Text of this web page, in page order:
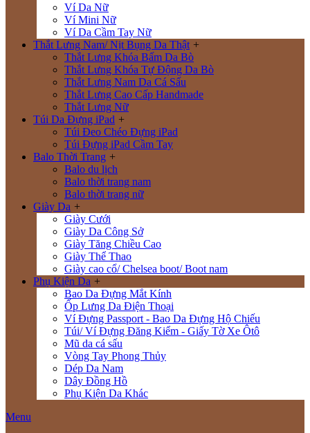
Ví Da Nữ
Ví Mini Nữ
Ví Da Cầm Tay Nữ
Thắt Lưng Nam/ Nịt Bụng Da Thật +
Thắt Lưng Khóa Bấm Da Bò
Thắt Lưng Khóa Tự Động Da Bò
Thắt Lưng Nam Da Cá Sấu
Thắt Lưng Cao Cấp Handmade
Thắt Lưng Nữ
Túi Da Đựng iPad +
Túi Đeo Chéo Đựng iPad
Túi Đựng iPad Cầm Tay
Balo Thời Trang +
Balo du lịch
Balo thời trang nam
Balo thời trang nữ
Giày Da +
Giày Cưới
Giày Da Công Sở
Giày Tăng Chiều Cao
Giày Thể Thao
Giày cao cổ/ Chelsea boot/ Boot nam
Phụ Kiện Da +
Bao Da Đựng Mắt Kính
Ốp Lưng Da Điện Thoại
Ví Đựng Passport - Bao Da Đựng Hộ Chiếu
Túi/ Ví Đựng Đăng Kiểm - Giấy Tờ Xe Ôtô
Mũ da cá sấu
Vòng Tay Phong Thủy
Dép Da Nam
Dây Đồng Hồ
Phụ Kiện Da Khác
Menu